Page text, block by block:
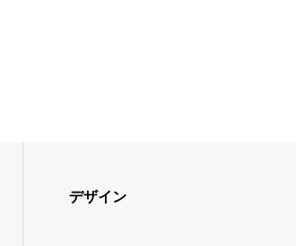
デザイン